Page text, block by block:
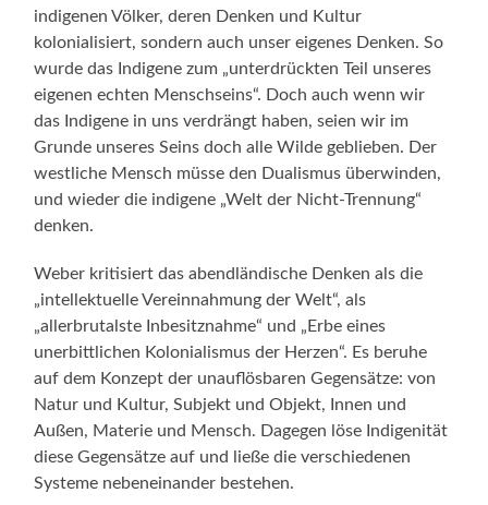
indigenen Völker, deren Denken und Kultur
kolonialisiert, sondern auch unser eigenes Denken. So
wurde das Indigene zum „unterdrückten Teil unseres
eigenen echten Menschseins“. Doch auch wenn wir
das Indigene in uns verdrängt haben, seien wir im
Grunde unseres Seins doch alle Wilde geblieben. Der
westliche Mensch müsse den Dualismus überwinden,
und wieder die indigene „Welt der Nicht-Trennung“
denken.
Weber kritisiert das abendländische Denken als die
„intellektuelle Vereinnahmung der Welt“, als
„allerbrutalste Inbesitznahme“ und „Erbe eines
unerbittlichen Kolonialismus der Herzen“. Es beruhe
auf dem Konzept der unauflösbaren Gegensätze: von
Natur und Kultur, Subjekt und Objekt, Innen und
Außen, Materie und Mensch. Dagegen löse Indigenität
diese Gegensätze auf und ließe die verschiedenen
Systeme nebeneinander bestehen.